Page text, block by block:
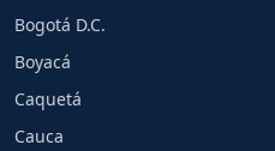
Bogotá D.C.
Boyacá
Caquetá
Cauca